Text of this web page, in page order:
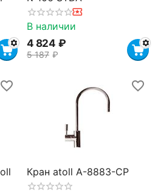
В наличии
4 824 ₽
5 187 ₽
Кран atoll A-8883-CP